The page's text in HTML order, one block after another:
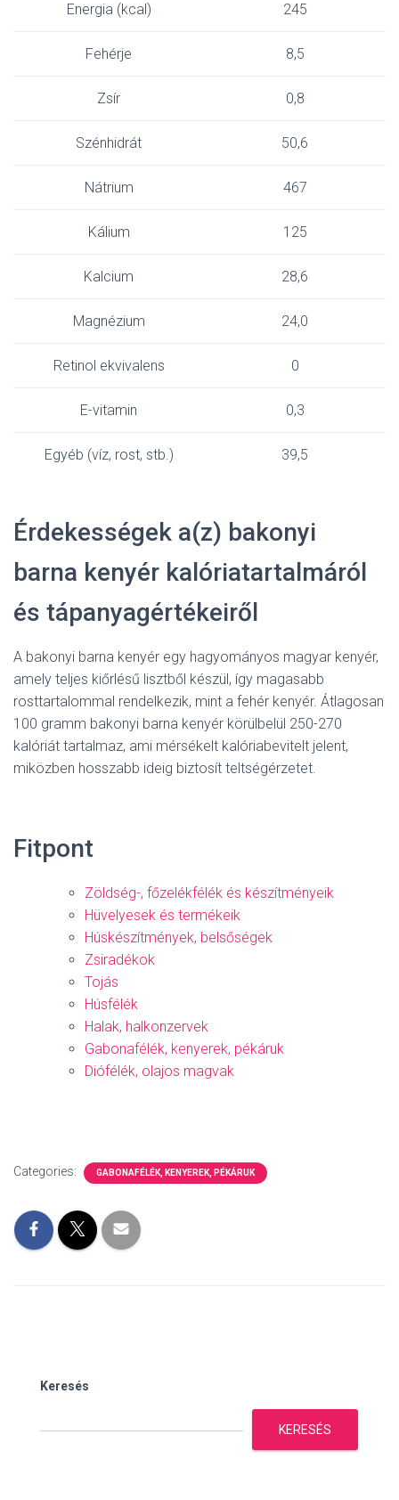
Energia (kcal) 245
Fehérje 8,5
Zsír 0,8
Szénhidrát 50,6
Nátrium 467
Kálium 125
Kalcium 28,6
Magnézium 24,0
Retinol ekvivalens 0
E-vitamin 0,3
Egyéb (víz, rost, stb.) 39,5
Érdekességek a(z) bakonyi
barna kenyér kalóriatartalmáról
és tápanyagértékeiről
A bakonyi barna kenyér egy hagyományos magyar kenyér,
amely teljes kiőrlésű lisztből készül, így magasabb
rosttartalommal rendelkezik, mint a fehér kenyér. Átlagosan
100 gramm bakonyi barna kenyér körülbelül 250-270
kalóriát tartalmaz, ami mérsékelt kalóriabevitelt jelent,
miközben hosszabb ideig biztosít teltségérzetet.
Fitpont
Zöldség-, főzelékfélék és készítményeik
Hüvelyesek és termékeik
Húskészítmények, belsőségek
Zsiradékok
Tojás
Húsfélék
Halak, halkonzervek
Gabonafélék, kenyerek, pékáruk
Diófélék, olajos magvak
Categories: GABONAFÉLÉK, KENYEREK, PÉKÁRUK
Keresés
KERESÉS